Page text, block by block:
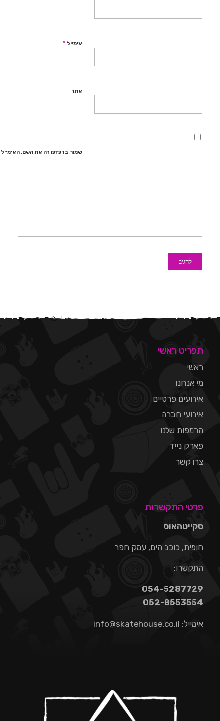
אימייל *
אתר
שמור בדפדפן זה את השם,
תפריט ראשי
ראשי
מי אנחנו
אירועים פרטיים
אירועי חברה
הרמפות שלנו
פארק נייד
צרו קשר
פרטי התקשרות
סקייטהאוס
חופית, כוכב הים, עמק חפר
התקשרו:
054-5287729
052-8553554
אימייל: info@skatehouse.co.il